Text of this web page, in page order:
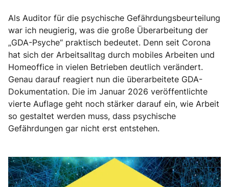
Als Auditor für die psychische Gefährdungsbeurteilung
war ich neugierig, was die große Überarbeitung der
„GDA-Psyche“ praktisch bedeutet. Denn seit Corona
hat sich der Arbeitsalltag durch mobiles Arbeiten und
Homeoffice in vielen Betrieben deutlich verändert.
Genau darauf reagiert nun die überarbeitete GDA-
Dokumentation. Die im Januar 2026 veröffentlichte
vierte Auflage geht noch stärker darauf ein, wie Arbeit
so gestaltet werden muss, dass psychische
Gefährdungen gar nicht erst entstehen.